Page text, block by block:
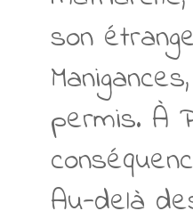
son
permis. À
Au-delà